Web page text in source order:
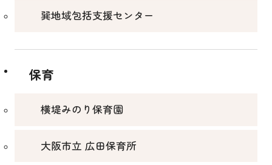
巽地域包括支援センター
保育
横堤みのり保育園
大阪市立 広田保育所